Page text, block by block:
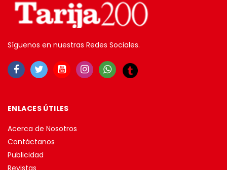
Síguenos en nuestras Redes Sociales.
ENLACES ÚTILES
Acerca de Nosotros
Contáctanos
Publicidad